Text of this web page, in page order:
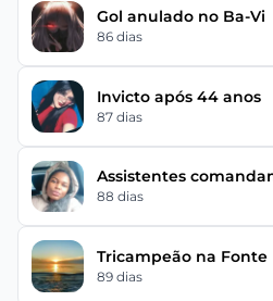
Gol anulado no Ba-Vi
86 dias
Invicto após 44 anos
87 dias
Assistentes
88 dias
Tricampeão na Fonte
89 dias